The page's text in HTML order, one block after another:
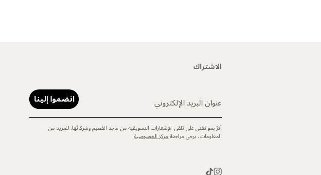
الاشتراك
عنوان البريد الإلكتروني انضموا إلينا
أقرّ بموافقتي على تلقي الإشعارات التسويقية من ماجد الفطيم وشركائها. للمزيد من
المعلومات، يرجى مراجعةمركز الخصوصية